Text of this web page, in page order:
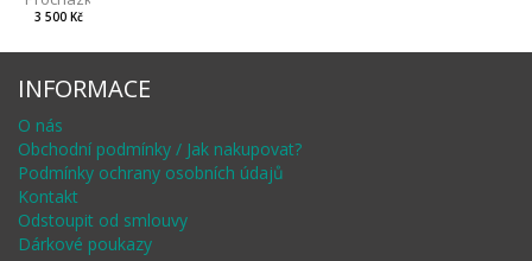
3 500 Kč
INFORMACE
O nás
Obchodní podmínky / Jak nakupovat?
Podmínky ochrany osobních údajů
Kontakt
Odstoupit od smlouvy
Dárkové poukazy